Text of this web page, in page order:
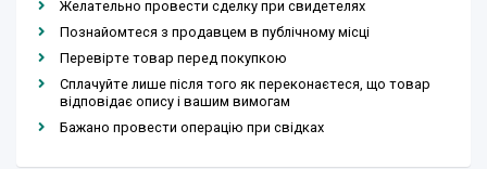
Желательно провести сделку при свидетелях
Познайомтеся з продавцем в публічному місці
Перевірте товар перед покупкою
Сплачуйте лише після того як переконаєтеся, що товар
відповідає опису і вашим вимогам
Бажано провести операцію при свідках